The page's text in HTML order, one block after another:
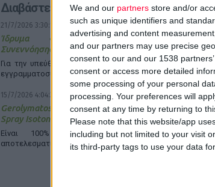
We and our partners store and/or
such as unique identifiers and
advertising and content
and our partners may use precise
consent to our and our 1538
consent or access more detailed
some processing of your personal
processing. Your preferences will
consent at any time by returning to
Please note that this website/app
including but not limited to your visit
its third-party tags to use your data
Διαβάστε επίσης
21/7/2026 3:30:10 μμ
Ίδρυμα «Κλέων Τσέτης»: Μνημόνιο
Συνεννόησης με το Nanopoulos Foundation
Για την υπεύθυνη αξιοποίηση της ΑΙ & την ψηφιακή
εγγραμματοσύνη στην υγεία
15/7/2026 4:04:31 μμ
Gerolymatos International: Νέο Sinomarin Mini
Spray Isotonic 30ml
Είναι 100% φυσικό, μικρό, πρακτικό και
αποτελεσματικό